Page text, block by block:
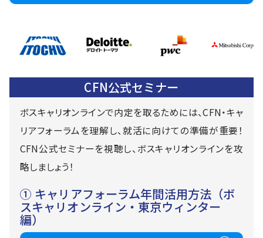
CFN公式セミナー
ボスキャリオンラインで内定を取るためには、CFN・キャ
リアフォーラムを理解し、就活に向けての準備が重要！
CFN公式セミナーを視聴し、ボスキャリオンラインを攻
略しましょう！
① キャリアフォーラム年間活用方法（ボ
スキャリオンライン・東京ウィンター
編）